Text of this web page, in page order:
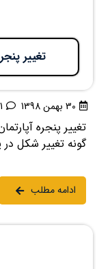
تغییر
30 بهمن 1398 1 دیدگاه
گونه تغییر شکل
ادامه مطلب